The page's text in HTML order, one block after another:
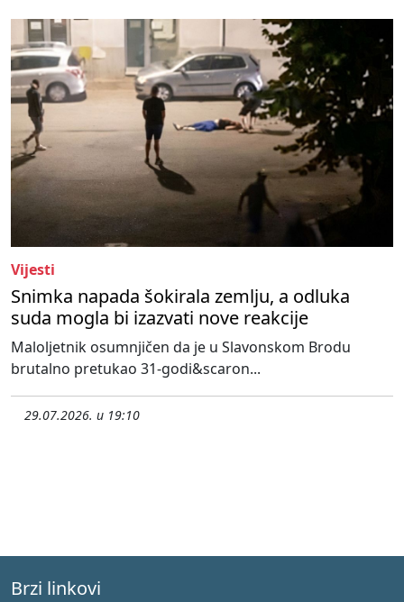
Vijesti
Snimka napada šokirala zemlju, a odluka
suda mogla bi izazvati nove reakcije
Maloljetnik osumnjičen da je u Slavonskom Brodu
brutalno pretukao 31-godi&scaron...
29.07.2026. u 19:10
Brzi linkovi